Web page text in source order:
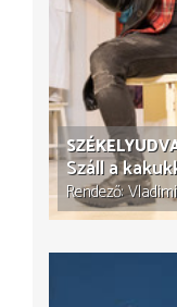
Száll a
Rendező